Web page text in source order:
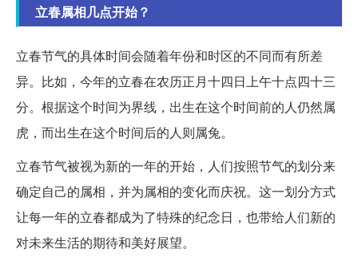
立春属相几点开始？
立春节气的具体时间会随着年份和时区的不同而有所差
异。比如，今年的立春在农历正月十四日上午十点四十三
分。根据这个时间为界线，出生在这个时间前的人仍然属
虎，而出生在这个时间后的人则属兔。
立春节气被视为新的一年的开始，人们按照节气的划分来
确定自己的属相，并为属相的变化而庆祝。这一划分方式
让每一年的立春都成为了特殊的纪念日，也带给人们新的
对未来生活的期待和美好展望。